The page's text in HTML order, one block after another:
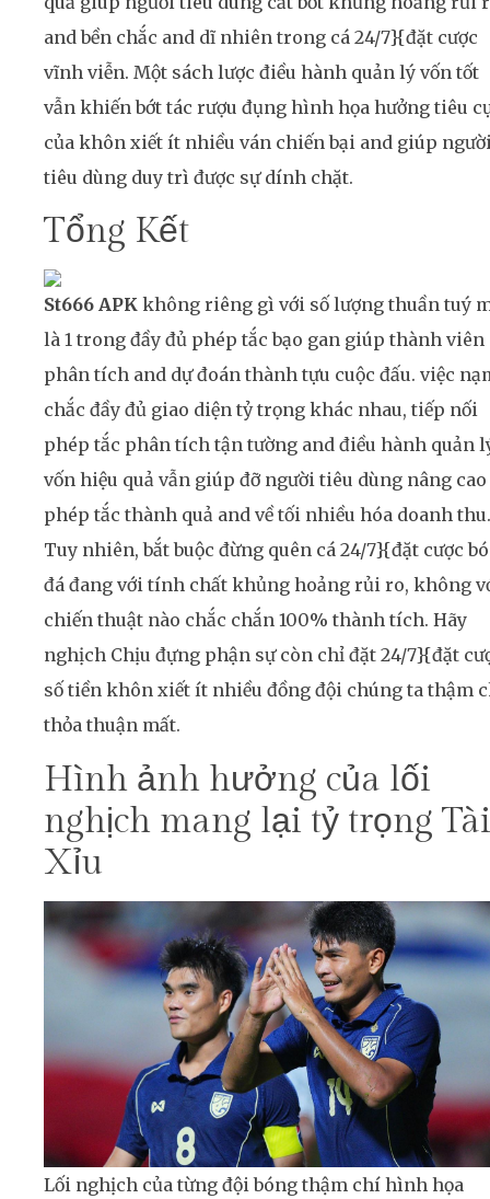
and bền chắc and dĩ nhiên trong cá 24/7}{đặt cược
vĩnh viễn. Một sách lược điều hành quản lý vốn tốt
vẫn khiến bớt tác rượu đụng hình họa hưởng tiêu
của khôn xiết ít nhiều ván chiến bại and giúp
tiêu dùng duy trì được sự dính chặt.
Tổng Kết
St666 APK không riêng gì với số lượng thuần tuý
là 1 trong đầy đủ phép tắc bạo gan giúp thành viên
phân tích and dự đoán thành tựu cuộc đấu. việc
chắc đầy đủ giao diện tỷ trọng khác nhau, tiếp nối
phép tắc phân tích tận tường and điều hành quản
vốn hiệu quả vẫn giúp đỡ người tiêu dùng nâng cao
phép tắc thành quả and về tối nhiều hóa doanh thu.
Tuy nhiên, bắt buộc đừng quên cá 24/7}{đặt cược
đá đang với tính chất khủng hoảng rủi ro, không
chiến thuật nào chắc chắn 100% thành tích. Hãy
nghịch Chịu đựng phận sự còn chỉ đặt 24/7}{đặt
số tiền khôn xiết ít nhiều đồng đội chúng ta thậm
thỏa thuận mất.
Hình ảnh hưởng của lối
nghịch mang lại tỷ trọng Tài
Xỉu
Lối nghịch của từng đội bóng thậm chí hình họa